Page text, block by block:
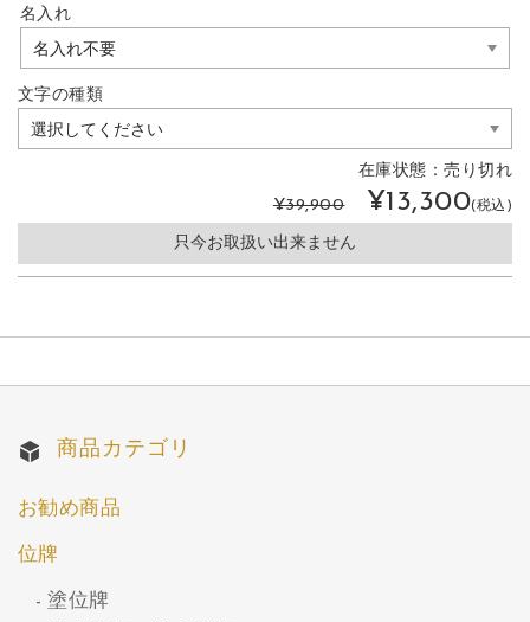
名入れ
文字の種類
在庫状態：売り切れ
¥39,900
¥13,300(税込)
只今お取扱い出来ません
商品カテゴリ
お勧め商品
位牌
塗位牌